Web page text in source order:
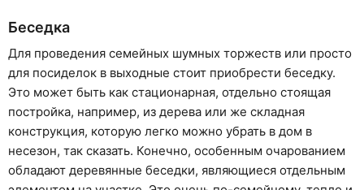
Беседка
Для проведения семейных шумных торжеств или просто
для посиделок в выходные стоит приобрести беседку.
Это может быть как стационарная, отдельно стоящая
постройка, например, из дерева или же складная
конструкция, которую легко можно убрать в дом в
несезон, так сказать. Конечно, особенным очарованием
обладают деревянные беседки, являющиеся отдельным